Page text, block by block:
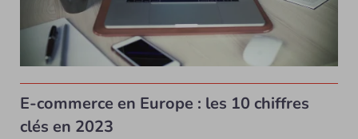
E-commerce en Europe : les 10 chiffres
clés en 2023